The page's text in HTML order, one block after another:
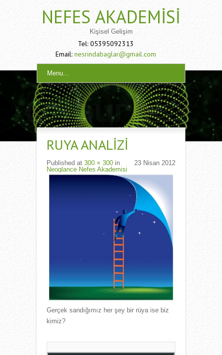
NEFES AKADEMISI
Kişisel Gelişim
Tel: 05395092313
Email: nesrindabaglar@gmail.com
Menu...
RUYA ANALIZI
Published 23 Nisan 2012
at 300 × 300 in
Neoglance Nefes Akademisi
Gerçek sandığımız her şey bir rüya ise biz
kimiz?